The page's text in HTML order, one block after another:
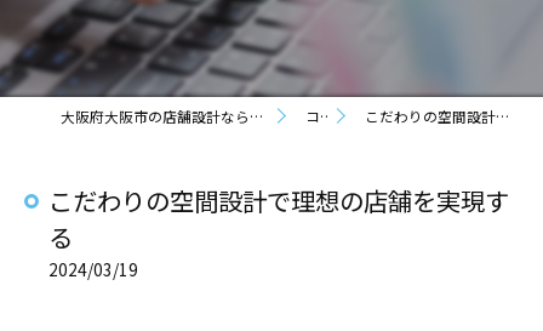
大阪府大阪市の店舗設計なら株式会社ソフト・ファクトリー コラム こだわりの空間設計で理想の店舗を実現する
こだわりの空間設計で理想の店舗を実現す
る
2024/03/19